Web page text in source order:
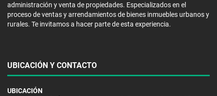
administración y venta de propiedades. Especializados en el
proceso de ventas y arrendamientos de bienes inmuebles urbanos y
rurales. Te invitamos a hacer parte de esta experiencia.
UBICACIÓN Y CONTACTO
UBICACIÓN